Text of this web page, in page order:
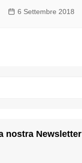
6 Settembre 2018
nostra Newsletter